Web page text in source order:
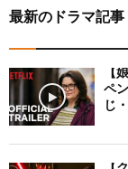
最新のドラマ記事
【
ペ
じ